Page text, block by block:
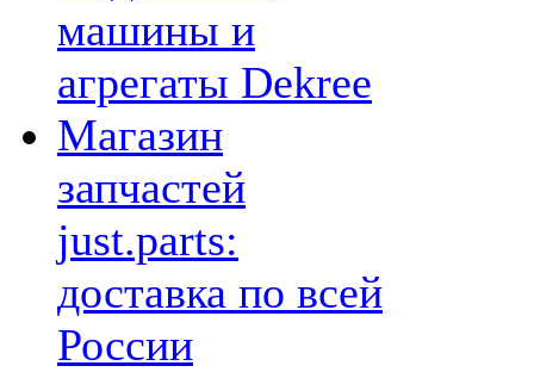
машины и
агрегаты Dekree
Магазин
запчастей
just.parts:
доставка по всей
России